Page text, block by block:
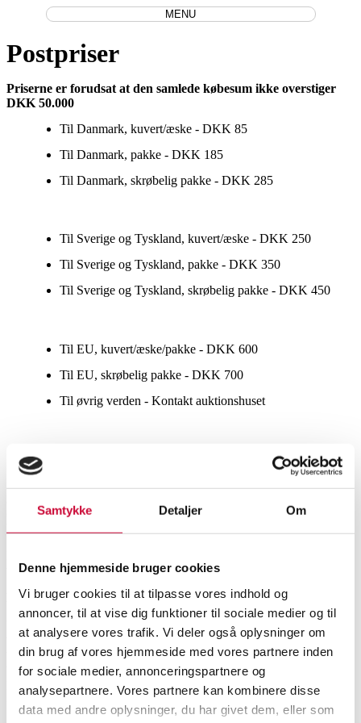
Samtykke Detaljer Om
Denne hjemmeside bruger cookies
Vi bruger cookies til at tilpasse vores indhold og
annoncer, til at vise dig funktioner til sociale medier og til
at analysere vores trafik. Vi deler også oplysninger om
din brug af vores hjemmeside med vores partnere inden
for sociale medier, annonceringspartnere og
analysepartnere. Vores partnere kan kombinere disse
data med andre oplysninger, du har givet dem, eller som
MENU
Postpriser
Priserne er forudsat at den samlede købesum ikke overstiger
DKK 50.000
Til Danmark, kuvert/æske - DKK 85
Til Danmark, pakke - DKK 185
Til Danmark, skrøbelig pakke - DKK 285
Til Sverige og Tyskland, kuvert/æske - DKK 250
Til Sverige og Tyskland, pakke - DKK 350
Til Sverige og Tyskland, skrøbelig pakke - DKK 450
Til EU, kuvert/æske/pakke - DKK 600
Til EU, skrøbelig pakke - DKK 700
Til øvrig verden - Kontakt auktionshuset
Ofte stillede spørgsmål
der gået noget tid, og jeg har endnu ikke modtaget den,
hvorfor?
ved bestilling af transport. De kan prøve at spore varen for dig.
Hvorfor sendes våben ikke med posten?
Våben sendes ikke med posten, fordi det er ulovligt at postforsende
våben eller blankvåben, som kræver behørig tilladelse. Nogle
transportfirmaer har tilladelse til at transportere våben, herunder
vores transportpartner. Du er velkommen til at kontakte det
pågældende auktionshuset.com auktionshus for nærmere
information.